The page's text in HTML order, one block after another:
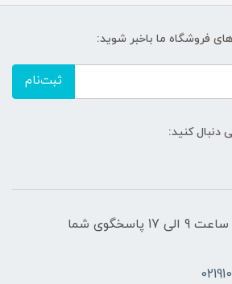
فروشگاه ما باخبر شوید:
ثبت‌نام
دنبال کنید:
شنبه تا پنج شنبه ، از ساعت 9 الی 17 پاسخگوی شما